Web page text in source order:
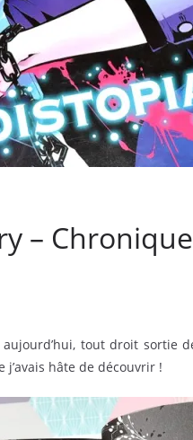
–
tout droit sortie
hâte de découvrir !